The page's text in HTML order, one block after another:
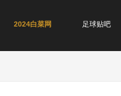
2024白菜网 足球贴吧